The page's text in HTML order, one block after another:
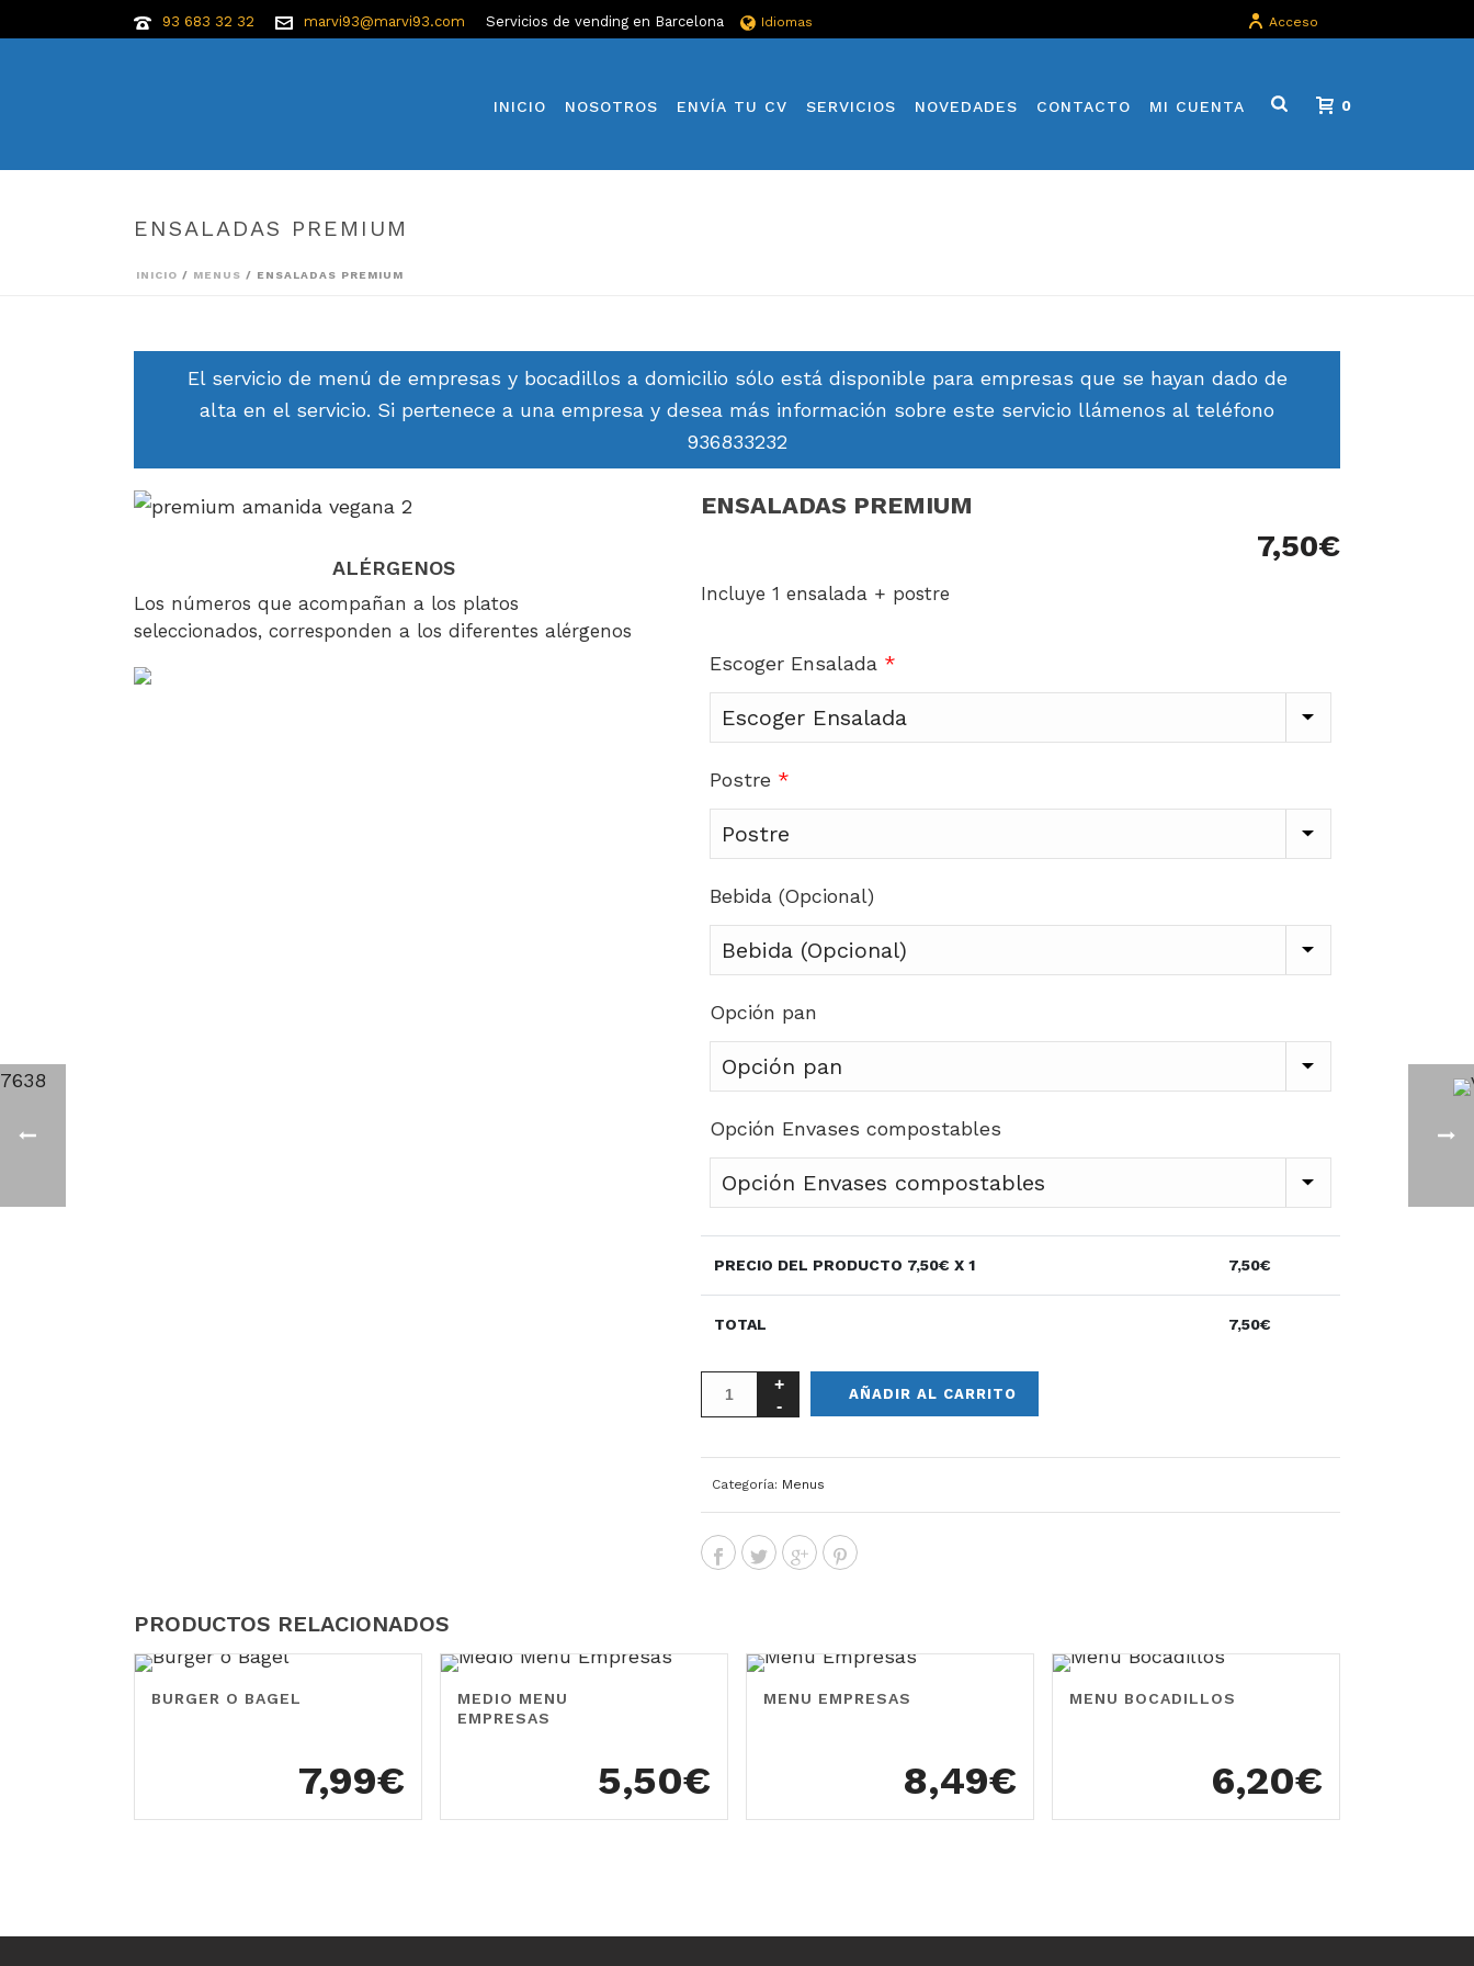
93 683 32 32 marvi93@marvi93.com Servicios de vending en Barcelona Idiomas Acceso
INICIO NOSOTROS ENVÍA TU CV SERVICIOS NOVEDADES CONTACTO MI CUENTA 0
ENSALADAS PREMIUM
INICIO / MENUS / ENSALADAS PREMIUM
El servicio de menú de empresas y bocadillos a domicilio sólo está disponible para empresas que se hayan dado de
alta en el servicio. Si pertenece a una empresa y desea más información sobre este servicio llámenos al teléfono
936833232
ALÉRGENOS
Los números que acompañan a los platos
seleccionados, corresponden a los diferentes alérgenos
ENSALADAS PREMIUM
7,50€
Incluye 1 ensalada + postre
Escoger Ensalada *
Postre *
Bebida (Opcional)
Opción pan
Opción Envases compostables
PRECIO DEL PRODUCTO 7,50€ X 1 7,50€
TOTAL 7,50€
AÑADIR AL CARRITO
Categoría: Menus
PRODUCTOS RELACIONADOS
BURGER O BAGEL
7,99€
MEDIO MENU
EMPRESAS
5,50€
MENU EMPRESAS
8,49€
MENU BOCADILLOS
6,20€